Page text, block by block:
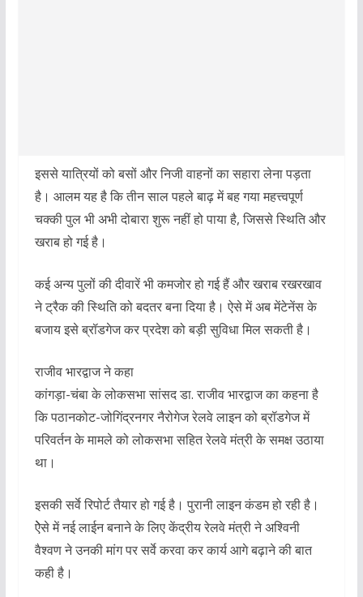
इससे यात्रियों को बसों और निजी वाहनों का सहारा लेना पड़ता
है। आलम यह है कि तीन साल पहले बाढ़ में बह गया महत्त्वपूर्ण
चक्की पुल भी अभी दोबारा शुरू नहीं हो पाया है, जिससे स्थिति और
खराब हो गई है।
कई अन्य पुलों की दीवारें भी कमजोर हो गई हैं और खराब रखरखाव
ने ट्रैक की स्थिति को बदतर बना दिया है। ऐसे में अब मेंटेनेंस के
बजाय इसे ब्रॉडगेज कर प्रदेश को बड़ी सुविधा मिल सकती है।
राजीव भारद्वाज ने कहा
कांगड़ा-चंबा के लोकसभा सांसद डा. राजीव भारद्वाज का कहना है
कि पठानकोट-जोगिंद्रनगर नैरोगेज रेलवे लाइन को ब्रॉडगेज में
परिवर्तन के मामले को लोकसभा सहित रेलवे मंत्री के समक्ष उठाया
था।
इसकी सर्वे रिपोर्ट तैयार हो गई है। पुरानी लाइन कंडम हो रही है।
ऐेसे में नई लाईन बनाने के लिए केंद्रीय रेलवे मंत्री ने अश्विनी
वैश्वण ने उनकी मांग पर सर्वे करवा कर कार्य आगे बढ़ाने की बात
कही है।